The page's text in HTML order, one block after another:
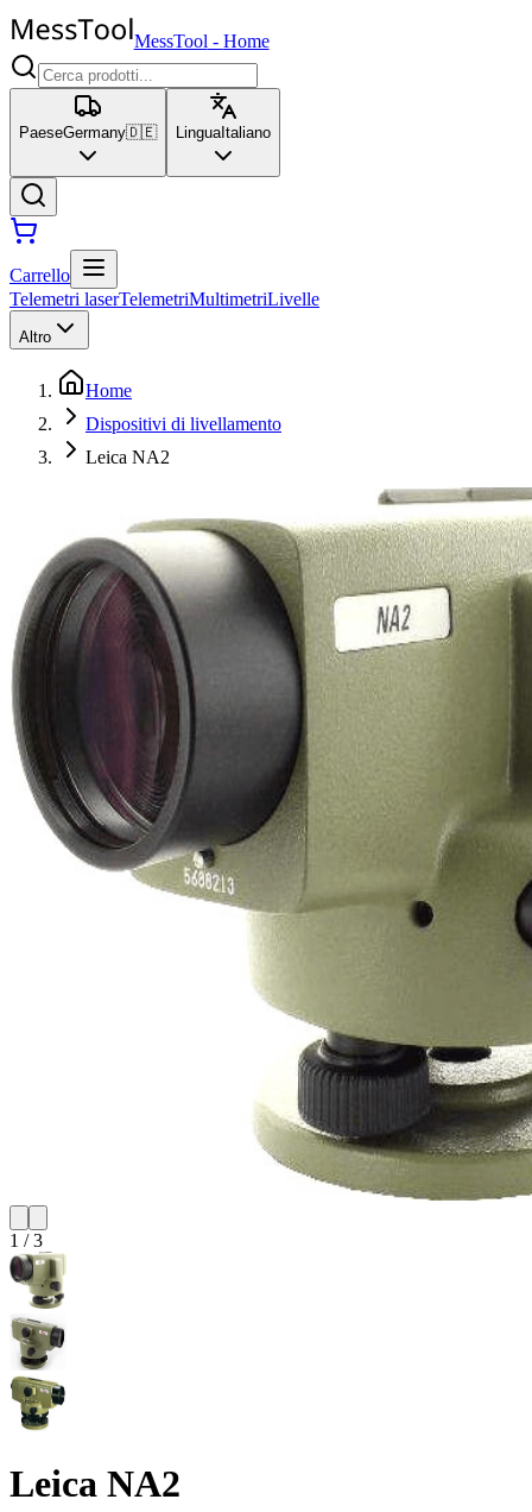
MessTool - Home
PaeseGermany🇩🇪 LinguaItaliano
Carrello
Telemetri laserTelemetriMultimetriLivelle
Altro
Home
Dispositivi di livellamento
Leica NA2
1 /3
Leica NA2